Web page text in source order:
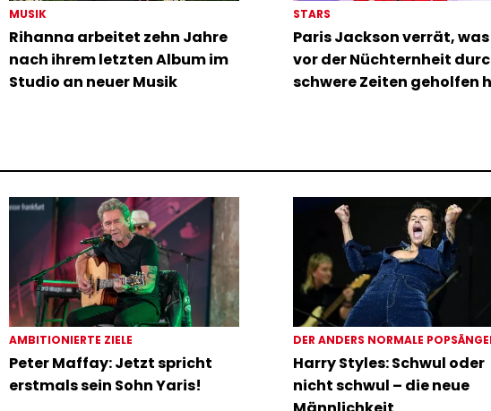
MUSIK
Rihanna arbeitet zehn Jahre
nach ihrem letzten Album im
Studio an neuer Musik
STARS
Paris Jackson verrät,
vor der Nüchternheit
schwere Zeiten geholfen
AMBITIONIERTE ZIELE
Peter Maffay: Jetzt spricht
erstmals sein Sohn Yaris!
DER ANDERS NORMALE
Harry Styles: Schwul oder
nicht schwul – die neue